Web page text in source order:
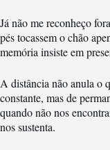
Já não me reconheço
pés tocassem o chão
memória insiste em
A distância não anula o
constante, mas de
quando não nos
nos sustenta.